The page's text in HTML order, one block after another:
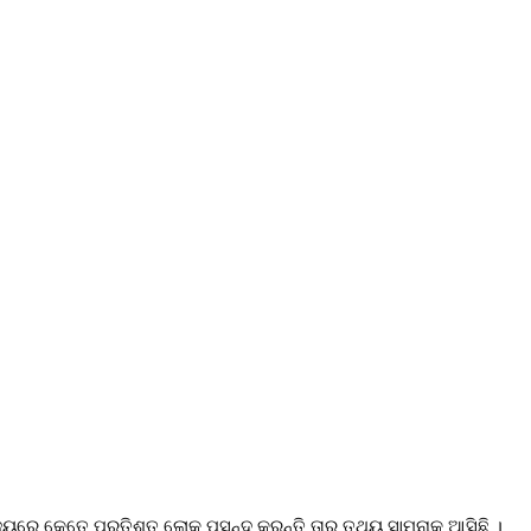
କେତେ ପ୍ରତିଶତ ଲୋକ ପସନ୍ଦ କରନ୍ତି ତାର ତଥ୍ୟ ସାମ୍ନାକୁ ଆସିଛି ।